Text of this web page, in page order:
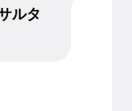
ルタ